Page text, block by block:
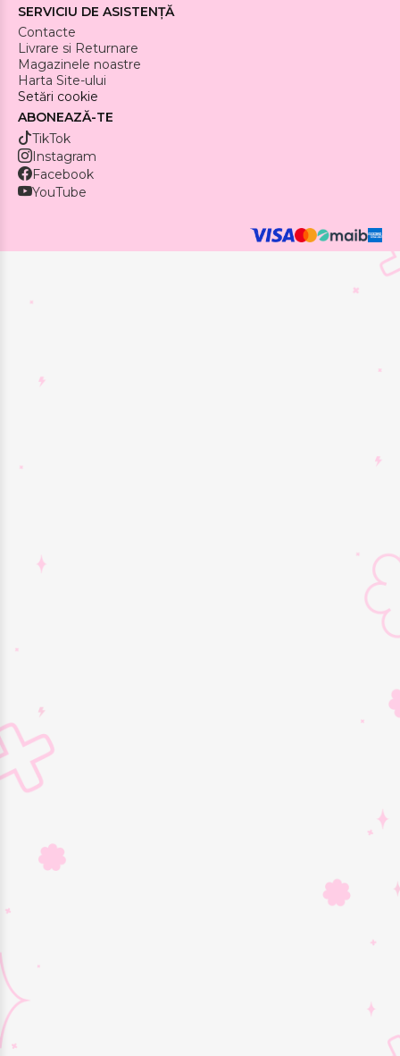
SERVICIU DE ASISTENȚĂ
Contacte
Livrare si Returnare
Magazinele noastre
Harta Site-ului
Setări cookie
ABONEAZĂ-TE
TikTok
Instagram
Facebook
YouTube